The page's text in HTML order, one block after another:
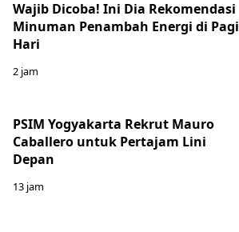
Wajib Dicoba! Ini Dia Rekomendasi
Minuman Penambah Energi di Pagi
Hari
2 jam
PSIM Yogyakarta Rekrut Mauro
Caballero untuk Pertajam Lini
Depan
13 jam